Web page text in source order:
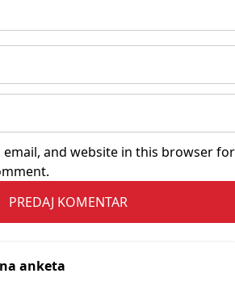
email, and website in this browser for
anketa